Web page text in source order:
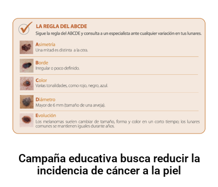
Campaña educativa busca reducir la
incidencia de cáncer a la piel